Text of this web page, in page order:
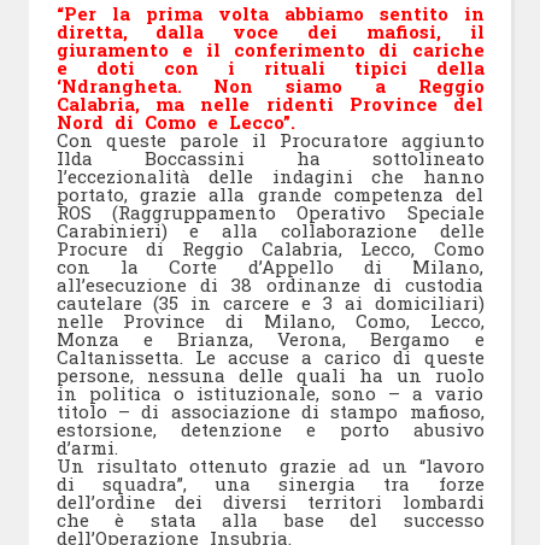
“Per la prima volta abbiamo sentito in
diretta, dalla voce dei mafiosi, il
giuramento e il conferimento di cariche
e doti con i rituali tipici della
‘Ndrangheta. Non siamo a Reggio
Calabria, ma nelle ridenti Province del
Nord di Como e Lecco”.
Con queste parole il Procuratore aggiunto
Ilda Boccassini ha sottolineato
l’eccezionalità delle indagini che hanno
portato, grazie alla grande competenza del
ROS (Raggruppamento Operativo Speciale
Carabinieri) e alla collaborazione delle
Procure di Reggio Calabria, Lecco, Como
con la Corte d’Appello di Milano,
all’esecuzione di 38 ordinanze di custodia
cautelare (35 in carcere e 3 ai domiciliari)
nelle Province di Milano, Como, Lecco,
Monza e Brianza, Verona, Bergamo e
Caltanissetta. Le accuse a carico di queste
persone, nessuna delle quali ha un ruolo
in politica o istituzionale, sono – a vario
titolo – di associazione di stampo mafioso,
estorsione, detenzione e porto abusivo
d’armi.
Un risultato ottenuto grazie ad un “lavoro
di squadra”, una sinergia tra forze
dell’ordine dei diversi territori lombardi
che è stata alla base del successo
dell’Operazione Insubria.